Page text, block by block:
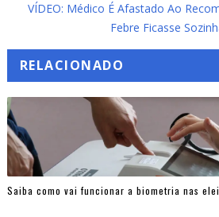
VÍDEO: Médico É Afastado Ao
Febre Ficasse
RELACIONADO
Saiba como vai funcionar a biometria nas